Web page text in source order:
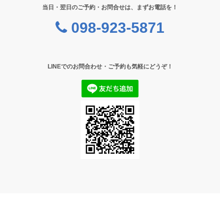
当日・翌日のご予約・お問合せは、まずお電話を！
098-923-5871
LINEでのお問合わせ・ご予約も気軽にどうぞ！